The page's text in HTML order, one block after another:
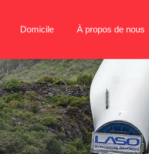
Domicile À propos de nous